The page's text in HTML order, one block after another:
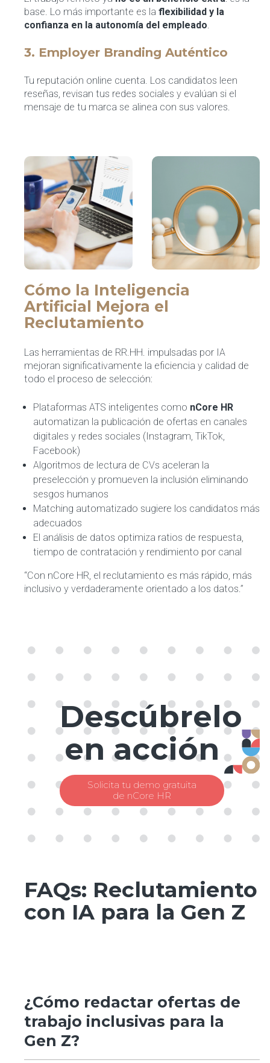
base. Lo más importante es la flexibilidad y la
confianza en la autonomía del empleado.
3. Employer Branding Auténtico
Tu reputación online cuenta. Los candidatos leen
reseñas, revisan tus redes sociales y evalúan si el
mensaje de tu marca se alinea con sus valores.
Cómo la Inteligencia
Artificial Mejora el
Reclutamiento
Las herramientas de RR.HH. impulsadas por IA
mejoran significativamente la eficiencia y calidad de
todo el proceso de selección:
Plataformas ATS inteligentes como nCore HR
automatizan la publicación de ofertas en canales
digitales y redes sociales (Instagram, TikTok,
Facebook)
Algoritmos de lectura de CVs aceleran la
preselección y promueven la inclusión eliminando
sesgos humanos
Matching automatizado sugiere los candidatos más
adecuados
El análisis de datos optimiza ratios de respuesta,
tiempo de contratación y rendimiento por canal
“Con nCore HR, el reclutamiento es más rápido, más
inclusivo y verdaderamente orientado a los datos.”
Descúbrelo
en acción
Solicita tu demo gratuita
de nCore HR
FAQs: Reclutamiento
con IA para la Gen Z
¿Cómo redactar ofertas de
trabajo inclusivas para la
Gen Z?